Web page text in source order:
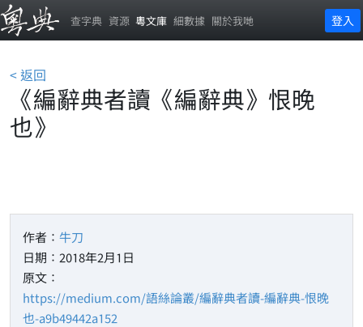
查字典 資源 粵文庫 細數據 關於我哋 登入
< 返回
《編辭典者讀《編辭典》恨晚
也》
作者： 牛刀
日期：2018年2月1日
原文：
https://medium.com/語絲論叢/編辭典者讀-編辭典-恨晚
也-a9b49442a152